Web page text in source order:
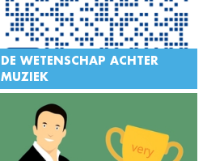
DE WETENSCHAP ACHTER
MUZIEK